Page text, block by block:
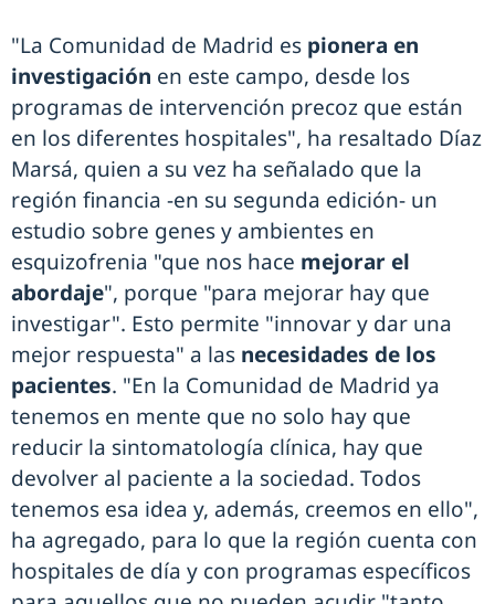
"La Comunidad de Madrid es pionera en
investigación en este campo, desde los
programas de intervención precoz que están
en los diferentes hospitales", ha resaltado Díaz
Marsá, quien a su vez ha señalado que la
región financia -en su segunda edición- un
estudio sobre genes y ambientes en
esquizofrenia "que nos hace mejorar el
abordaje", porque "para mejorar hay que
investigar". Esto permite "innovar y dar una
mejor respuesta" a las necesidades de los
pacientes. "En la Comunidad de Madrid ya
tenemos en mente que no solo hay que
reducir la sintomatología clínica, hay que
devolver al paciente a la sociedad. Todos
tenemos esa idea y, además, creemos en ello",
ha agregado, para lo que la región cuenta con
hospitales de día y con programas específicos